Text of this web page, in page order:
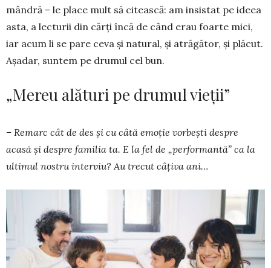
mândră – le place mult să citească: am insistat pe ide­ea
asta, a lecturii din cărți încă de când erau foar­te mici,
iar acum li se pare ceva și natural, și atrăgător, și plăcut.
Așadar, suntem pe drumul cel bun.
„Mereu alături pe drumul vieții”
– Remarc cât de des și cu câtă emoție vorbești despre
acasă și despre familia ta. E la fel de „per­for­mantă” ca la
ultimul nostru interviu? Au trecut câțiva ani…